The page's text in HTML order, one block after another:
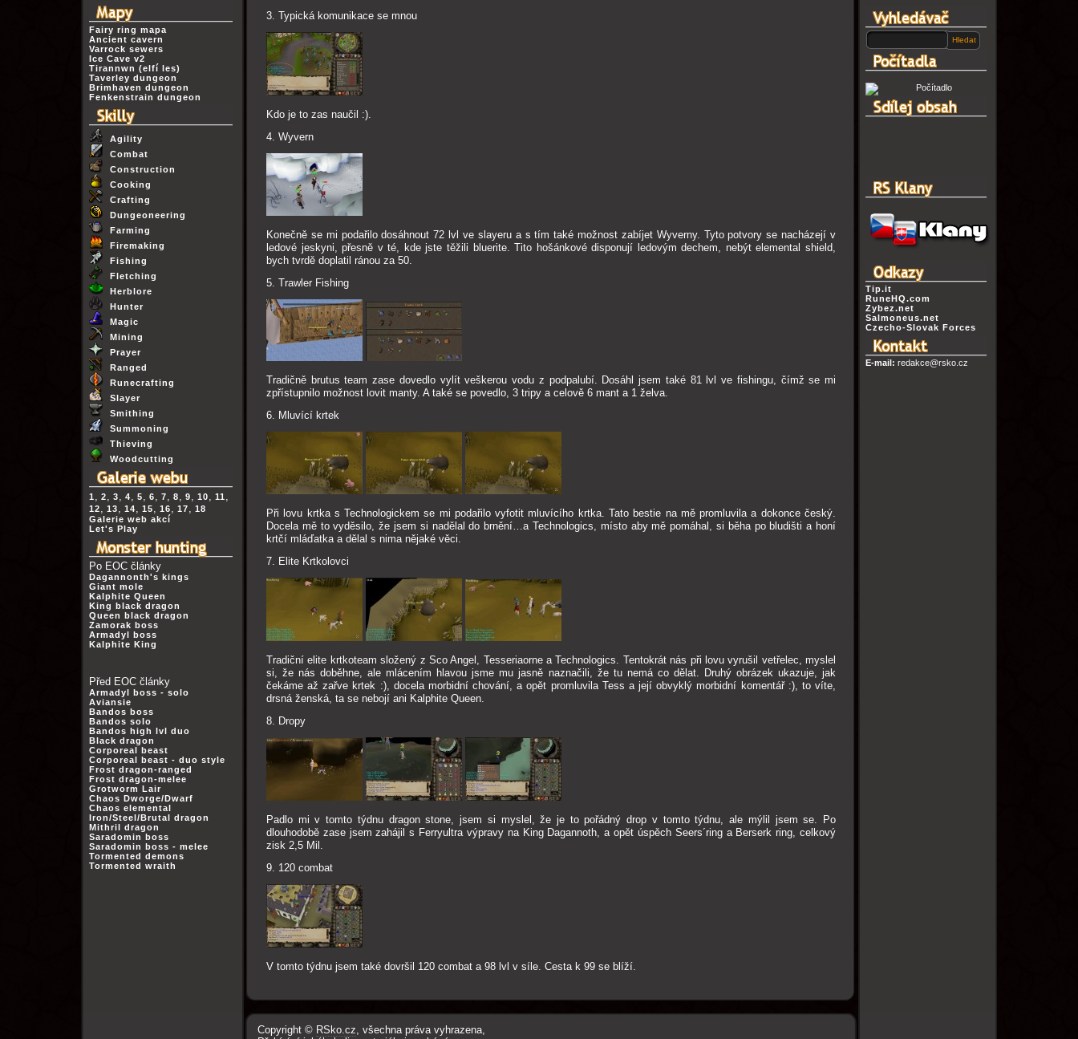
Fairy ring mapa
Ancient cavern
Varrock sewers
Ice Cave v2
Tirannwn (elfí les)
Taverley dungeon
Brimhaven dungeon
Fenkenstrain dungeon
Agility
Combat
Construction
Cooking
Crafting
Dungeoneering
Farming
Firemaking
Fishing
Fletching
Herblore
Hunter
Magic
Mining
Prayer
Ranged
Runecrafting
Slayer
Smithing
Summoning
Thieving
Woodcutting
1 , 2, 3, 4, 5, 6, 7, 8, 9, 10, 11 ,
12, 13, 14, 15, 16, 17, 18
Galerie web akcí
Let's Play
Po EOC články
Dagannonth's kings
Giant mole
Kalphite Queen
King black dragon
Queen black dragon
Zamorak boss
Armadyl boss
Kalphite King
Před EOC články
Armadyl boss - solo
Aviansie
Bandos boss
Bandos solo
Bandos high lvl duo
Black dragon
Corporeal beast
Corporeal beast - duo style
Frost dragon-ranged
Frost dragon-melee
Grotworm Lair
Chaos Dworge/Dwarf
Chaos elemental
Iron/Steel/Brutal dragon
Mithril dragon
Saradomin boss
Saradomin boss - melee
Tormented demons
Tormented wraith
Tip.it
RuneHQ.com
Zybez.net
Salmoneus.net
Czecho-Slovak Forces
E-mail: redakce@rsko.cz
3. Typická komunikace se mnou
Kdo je to zas naučil :).
4. Wyvern
Konečně se mi podařilo dosáhnout 72 lvl ve slayeru a s tím také možnost zabíjet Wyverny. Tyto potvory se nacházejí v
ledové jeskyni, přesně v té, kde jste těžili bluerite. Tito hošánkové disponují ledovým dechem, nebýt elemental shield,
bych tvrdě doplatil ránou za 50.
5. Trawler Fishing
Tradičně brutus team zase dovedlo vylít veškerou vodu z podpalubí. Dosáhl jsem také 81 lvl ve fishingu, čímž se mi
zpřístupnilo možnost lovit manty. A také se povedlo, 3 tripy a celově 6 mant a 1 želva.
6. Mluvící krtek
Při lovu krtka s Technologickem se mi podařilo vyfotit mluvícího krtka. Tato bestie na mě promluvila a dokonce český.
Docela mě to vyděsilo, že jsem si nadělal do brnění…a Technologics, místo aby mě pomáhal, si běha po bludišti a honí
krtčí mláďatka a dělal s nima nějaké věci.
7. Elite Krtkolovci
Tradiční elite krtkoteam složený z Sco Angel, Tesseriaorne a Technologics. Tentokrát nás při lovu vyrušil vetřelec, myslel
si, že nás doběhne, ale mlácením hlavou jsme mu jasně naznačili, že tu nemá co dělat. Druhý obrázek ukazuje, jak
čekáme až zařve krtek :), docela morbidní chování, a opět promluvila Tess a její obvyklý morbidní komentář :), to víte,
drsná ženská, ta se nebojí ani Kalphite Queen.
8. Dropy
Padlo mi v tomto týdnu dragon stone, jsem si myslel, že je to pořádný drop v tomto týdnu, ale mýlil jsem se. Po
dlouhodobě zase jsem zahájil s Ferryultra výpravy na King Dagannoth, a opět úspěch Seers´ring a Berserk ring, celkový
zisk 2,5 Mil.
9. 120 combat
V tomto týdnu jsem také dovršil 120 combat a 98 lvl v síle. Cesta k 99 se blíží.
Copyright © RSko.cz, všechna práva vyhrazena,